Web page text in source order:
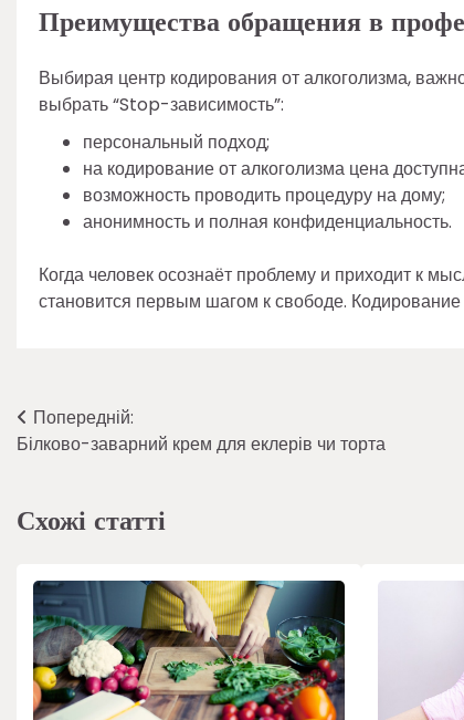
Преимущества обращения в
Выбирая центр кодирования от алкоголизма,
выбрать “Stop-зависимость”:
персональный подход;
на кодирование от алкоголизма цена
возможность проводить процедуру на дому;
анонимность и полная конфиденциальность.
Когда человек осознаёт проблему и приходит к
становится первым шагом к свободе.
Навігація
записів
Попередній:
Білково-заварний крем для еклерів чи торта
Схожі статті